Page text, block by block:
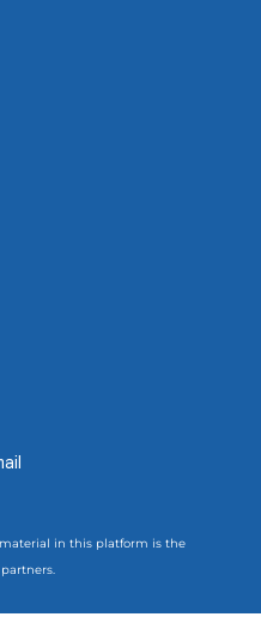
in this platform is the